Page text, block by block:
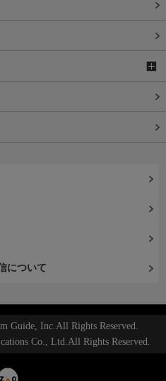
について
Guide, Inc.All Rights Reserved.
Co., Ltd.All Rights Reserved.